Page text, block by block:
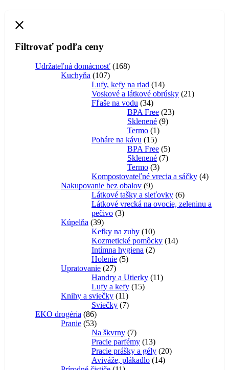
Filtrovať podľa ceny
Udržateľná domácnosť 168168
Kuchyňa 107107
produktov
Lufy, kefy na riad 1414
produktov
Voskové a látkové obrúsky 2121
Fľaše na vodu 3434
produktov
BPA Free 2323
Sklenené 99
Termo 11
produkt
Poháre na kávu 1515
produktov
BPA Free 55
produktov
Sklenené 77
Termo 33
produkty
Kompostovateľné vrecia a sáčky 44
Nakupovanie bez obalov 99
produktov
Látkové tašky a sieťovky 66
produktov
Látkové vrecká na ovocie, zeleninu a
pečivo 33
Kúpelňa 3939
produktov
Kefky na zuby 1010
produktov
Kozmetické pomôcky 1414
Intímna hygiena 22
Holenie 55
Upratovanie 2727
produktov
Handry a Utierky 1111
Lufy a kefy 1515
Knihy a sviečky 1111
produktov
Sviečky 77
EKO drogéria 8686
produktov
Pranie 5353
produktov
Na škvrny 77
produktov
Pracie parfémy 1313
produktov
Pracie prášky a gély 2020
Aviváže, plákadlo 1414